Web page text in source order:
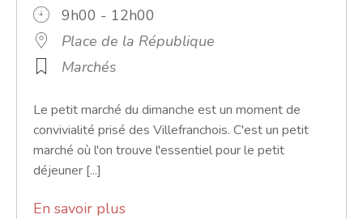
9h00 - 12h00
Place de la République
Marchés
Le petit marché du dimanche est un moment de
convivialité prisé des Villefranchois. C'est un petit
marché où l'on trouve l'essentiel pour le petit
déjeuner [...]
En savoir plus